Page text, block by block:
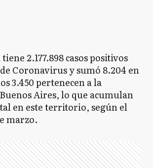
2.177.898 casos positivos
Coronavirus y sumó 8.204 en
3.450 pertenecen a la
Aires, lo que acumulan
en este territorio, según el
marzo.